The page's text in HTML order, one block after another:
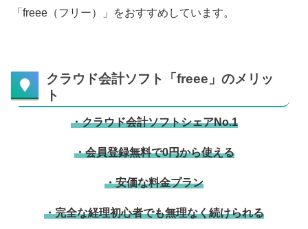
「freee（フリー）」をおすすめしています。
クラウド会計ソフト「freee」のメリッ
ト
・クラウド会計ソフトシェアNo.1
・会員登録無料で0円から使える
・安価な料金プラン
・完全な経理初心者でも無理なく続けられる